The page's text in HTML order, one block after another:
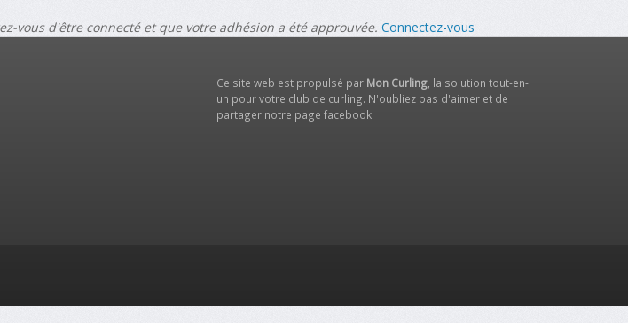
vous d'être connecté et que votre adhésion a été approuvée. Connectez-vous
Ce site web est propulsé par Mon Curling, la solution tout-en-
un pour votre club de curling. N'oubliez pas d'aimer et de
partager notre page facebook!